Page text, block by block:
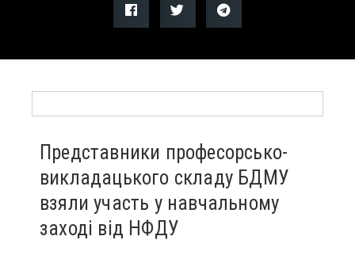
Представники професорсько-
викладацького складу БДМУ
взяли участь у навчальному
заході від НФДУ